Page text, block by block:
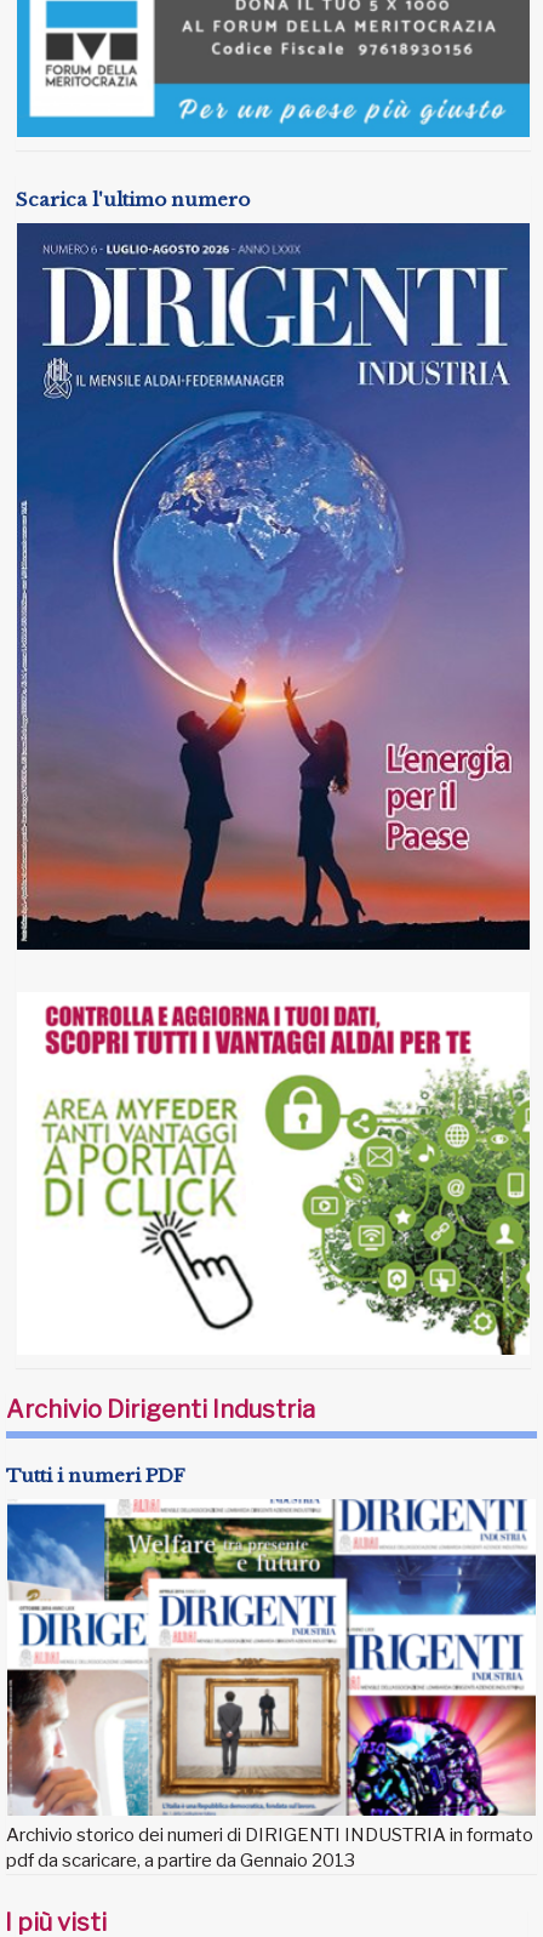
Scarica l'ultimo numero
Archivio Dirigenti Industria
Tutti i numeri PDF
Archivio storico dei numeri di DIRIGENTI INDUSTRIA in formato
pdf da scaricare, a partire da Gennaio 2013
I più visti